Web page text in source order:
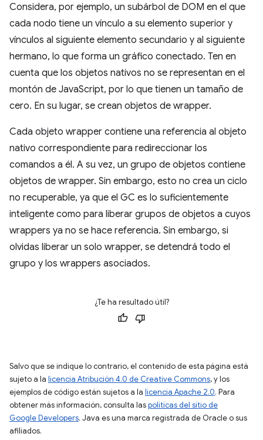
Considera, por ejemplo, un subárbol de DOM en el que
cada nodo tiene un vínculo a su elemento superior y
vínculos al siguiente elemento secundario y al siguiente
hermano, lo que forma un gráfico conectado. Ten en
cuenta que los objetos nativos no se representan en el
montón de JavaScript, por lo que tienen un tamaño de
cero. En su lugar, se crean objetos de wrapper.
Cada objeto wrapper contiene una referencia al objeto
nativo correspondiente para redireccionar los
comandos a él. A su vez, un grupo de objetos contiene
objetos de wrapper. Sin embargo, esto no crea un ciclo
no recuperable, ya que el GC es lo suficientemente
inteligente como para liberar grupos de objetos a cuyos
wrappers ya no se hace referencia. Sin embargo, si
olvidas liberar un solo wrapper, se detendrá todo el
grupo y los wrappers asociados.
¿Te ha resultado útil?
Salvo que se indique lo contrario, el contenido de esta página está
sujeto a la licencia Atribución 4.0 de Creative Commons, y los
ejemplos de código están sujetos a la licencia Apache 2.0. Para
obtener más información, consulta laspolíticas del sitio de
Google Developers. Java es una marca registrada de Oracle o sus
afiliados.